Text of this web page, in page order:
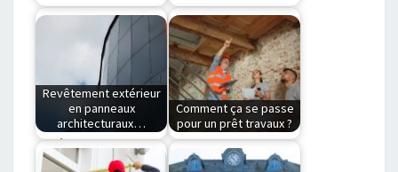
Quelle peinture
résiste à la pluie ?En
intempéries…
Nos conseils pour
rafraichir une pièce
L'intérieur d'une
maison a…
Revêtement extérieur
en panneaux
architecturaux…
Revêtement
extérieur en
Comment ça se passe
pour un prêt travaux ?
De quelle façon
introduire les travaux